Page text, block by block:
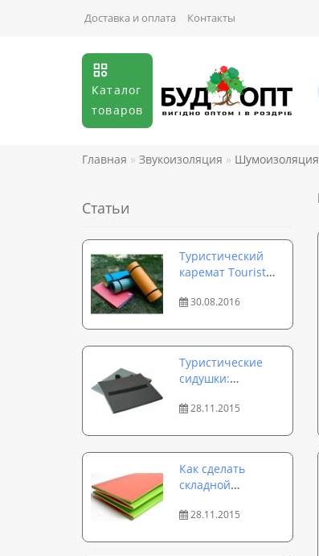
Доставка и оплата Контакты
Каталог
товаров
Главная Звукоизоляция
Статьи
Туристический
каремат Tourist
коврик для похода
30.08.2016
Туристические
сидушки:
модели и
28.11.2015
Как сделать
складной
каремат:
28.11.2015